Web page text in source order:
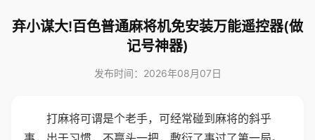
弃小谋大!百色普通麻将机免安装万能遥控器(做
记号神器)
发布时间：2026年08月07日
打麻将可谓是个老手，可经常碰到麻将的斜乎